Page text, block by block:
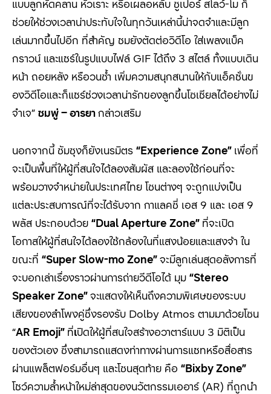
แบบลูกหัดคลาน หัวเราะ หรือเผลอหลับ ซูเปอร์ สโลว์-โม ก็
ช่วยให้ช่วงเวลาน่าประทับใจในทุกวันเหล่านี้น่าจดจำและมีลูก
เล่นมากขึ้นไปอีก ที่สำคัญ ชมยังตัดต่อวิดีโอ ใส่เพลงแบ็ค
กราวน์ และแชร์ในรูปแบบไฟล์ GIF ได้ถึง 3 สไตล์ ทั้งแบบเดิน
หน้า ถอยหลัง หรือวนซ้ำ เพิ่มความสนุกสนานให้กับแอ็คชั่นข
องวิดีโอและก็แชร์ช่วงเวลาน่ารักของลูกขึ้นโซเชียลได้อย่างไม่
จำเจ” ชมพู่–อารยากล่าวเสริม
นอกจากนี้ ซัมซุงก็ยังเนรมิตร “Experience Zone” เพื่อที่
จะเป็นพื้นที่ให้ผู้ที่สนใจได้ลองสัมผัส และลองใช้ก่อนที่จะ
พร้อมวางจำหน่ายในประเทศไทย โซนต่างๆ จะถูกแบ่งเป็น
แต่ละประสบการณ์ที่จะได้รับจาก กาแลคซี่ เอส 9 และ เอส 9
พลัส ประกอบด้วย “Dual Aperture Zone” ที่จะเปิด
โอกาสให้ผู้ที่สนใจได้ลองใช้กล้องในที่แสงน้อยและแสงจ้า ใน
ขณะที่ “Super Slow-mo Zone”จะมีลูกเล่นสุดอลังการที่
จะบอกเล่าเรื่องราวผ่านการถ่ายวีดีโอได้ มุม “Stereo
Speaker Zone”จะแสดงให้เห็นถึงความพิเศษของระบบ
เสียงของลำโพงคู่ซึ่งรองรับ Dolby Atmos ตามมาด้วยโซน
“AR Emoji” ที่เปิดให้ผู้ที่สนใจสร้างอวาตาร์แบบ 3 มิติเป็น
ของตัวเอง ซึ่งสามารถแสดงท่าทางผ่านการแชทหรือสื่อสาร
ผ่านแพล็ตฟอร์มอื่นๆ และโซนสุดท้าย คือ “Bixby Zone”
โชว์ความล้ำหน้าใหม่ล่าสุดของนวัตกรรมเออาร์ (AR) ที่ถูกนำ